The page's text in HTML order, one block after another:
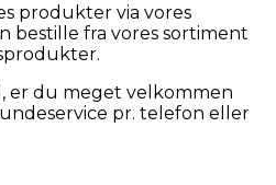
produkter via vores
bestille fra vores sortiment
er du meget velkommen
pr. telefon eller